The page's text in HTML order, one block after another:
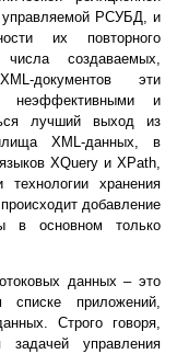
управляемой РСУБД, и
их повторного
создаваемых,
документов эти
неэффективными и
лучший выход из
XML-данных, в
XQuery и XPath,
хранения
добавление
в основном только
данных – это
приложений,
Строго говоря,
задачей управления